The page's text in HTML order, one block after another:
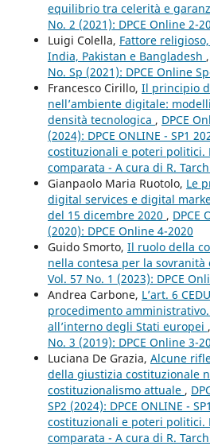
equilibrio tra celerità e
No. 2 (2021): DPCE Online 2-
Luigi Colella, Fattore
India, Pakistan e Bangladesh ,
No. Sp (2021): DPCE Online
Francesco Cirillo, Il principio
nell’ambiente digitale:
densità tecnologica , DPCE
(2024): DPCE ONLINE - SP1
costituzionali e poteri politici.
comparata - A cura di R.
Gianpaolo Maria Ruotolo, Le
digital services e digital
del 15 dicembre 2020 , DPCE
(2020): DPCE Online 4-2020
Guido Smorto, Il ruolo della
nella contesa per la
Vol. 57 No. 1 (2023): DPCE
Andrea Carbone, L’art. 6
procedimento
all’interno degli Stati europei ,
No. 3 (2019): DPCE Online 3-
Luciana De Grazia, Alcune
della giustizia costituzionale
costituzionalismo attuale ,
SP2 (2024): DPCE ONLINE -
costituzionali e poteri politici.
comparata - A cura di R.